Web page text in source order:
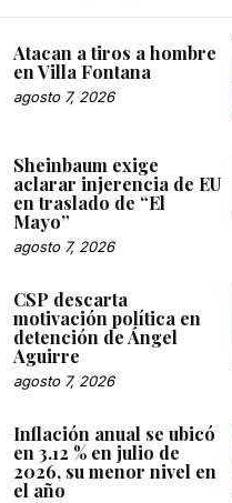
Atacan a tiros a hombre
en Villa Fontana
agosto 7, 2026
Sheinbaum exige
aclarar injerencia de EU
en traslado de “El
Mayo”
agosto 7, 2026
CSP descarta
motivación política en
detención de Ángel
Aguirre
agosto 7, 2026
Inflación anual se ubicó
en 3.12 % en julio de
2026, su menor nivel en
el año